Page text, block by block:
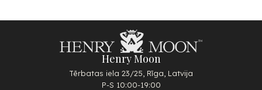
Henry Moon
Tērbatas iela 23/25, Rīga, Latvija
P-S 10:00-19:00